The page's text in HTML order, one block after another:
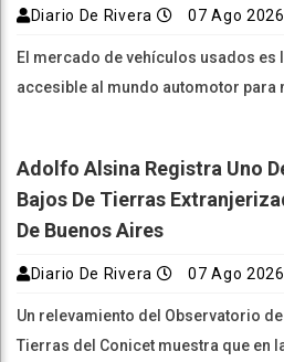
Diario De Rivera 07 Ago 2026
El mercado de vehículos usados es
accesible al mundo automotor para
Adolfo Alsina Registra Uno
Bajos De Tierras
De Buenos Aires
Diario De Rivera 07 Ago 2026
Un relevamiento del Observatorio de
Tierras del Conicet muestra que en